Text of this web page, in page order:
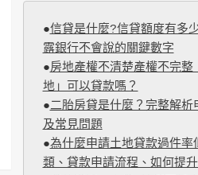
●信貸是什麼?信貸額度有多
露銀行不會說的關鍵數字
●房地產權不清楚產權不完整
地」可以貸款嗎？
●二胎房貸是什麼？完整解析
及常見問題
●為什麼申請土地貸款過件率
類、貸款申請流程、如何提升